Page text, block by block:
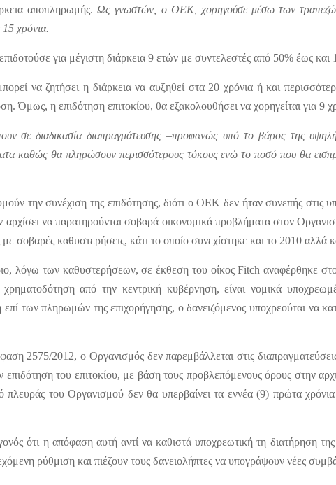
αποπληρωμής.Ως γνωστών, ο ΟΕΚ, χορηγούσε μέσω των
χρόνια.
για μέγιστη διάρκεια 9 ετών με συντελεστές από 50% έως και
να ζητήσει η διάρκεια να αυξηθεί στα 20 χρόνια ή και
Όμως, η επιδότηση επιτοκίου, θα εξακολουθήσει να χορηγείται για 9
σε διαδικασία διαπραγμάτευσης –προφανώς υπό το βάρος της
καθώς θα πληρώσουν περισσότερους τόκους ενώ το ποσό που θα
την συνέχιση της επιδότησης, διότι ο ΟΕΚ δεν ήταν συνεπής στις
αρχίσει να παρατηρούνται σοβαρά οικονομικά προβλήματα στον
σοβαρές καθυστερήσεις, κάτι το οποίο συνεχίστηκε και το 2010 αλλά
λόγω των καθυστερήσεων, σε έκθεση του οίκοςFitch αναφέρθηκε
από την κεντρική κυβέρνηση, είναι νομικά
των πληρωμών της επιχορήγησης, ο δανειζόμενος υποχρεούται να
2575/2012, ο Οργανισμός δεν παρεμβάλλεται στις διαπραγματεύσεις
επιδότηση του επιτοκίου, με βάση τους προβλεπόμενους όρους στην
πλευράς του Οργανισμού δεν θα υπερβαίνει τα εννέα (9) πρώτα
ότι η απόφαση αυτή αντί να καθιστά υποχρεωτική τη διατήρηση
ρύθμιση και πιέζουν τους δανειολήπτες να υπογράψουν νέες